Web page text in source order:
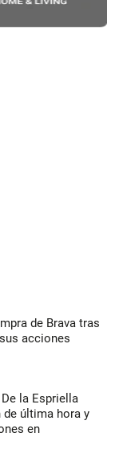
de Brava tras
acciones
la Espriella
última hora y
en